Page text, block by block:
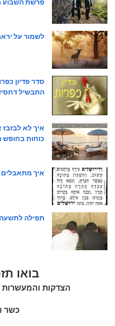
פרשת השבוע
לשמור על
סדר פדיון
התבשיל
איך לא
כוחות בחופש
איך מתאבלים
תפילה
בואו
הצדקות והמעשרות
כשר